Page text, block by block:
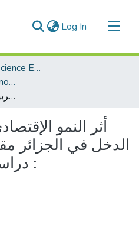
Log In (current)
Département de Science Economique
Doctorat en Science Economique
أثر النمو الإقتصادي على عدالة توزيع الدخل في الجزائر مقارنة بالدول العربية : دراسة تحليلية و قياسية
أثر النمو
الدخل في الجزائر
: